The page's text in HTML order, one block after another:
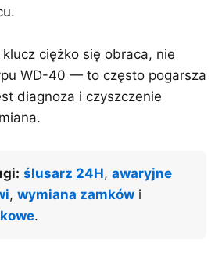
ciężko się obraca, nie
WD-40 — to często pogarsza
diagnoza i czyszczenie
ślusarz 24H, awaryjne
, wymiana zamków i
.